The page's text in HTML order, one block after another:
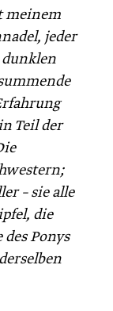
meinem
jeder
dunklen
Teil der
– sie alle
die
Ponys